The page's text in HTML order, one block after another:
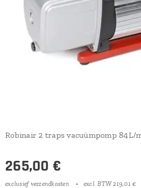
Robinair 2 traps vacuümpomp 84L/
265,00 €
exclusief verzendkosten excl. BTW 219,01 €